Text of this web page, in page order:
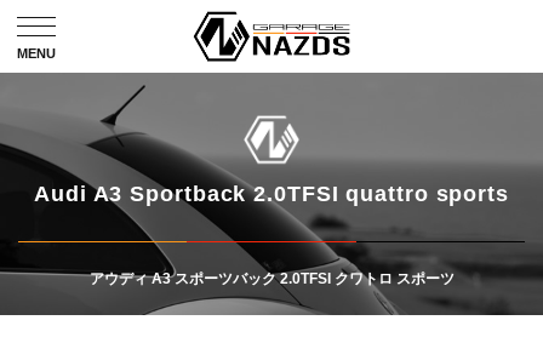
Audi A3 Sportback 2.0TFSI quattro sports
アウディ A3 スポーツバック 2.0TFSI クワトロ スポーツ